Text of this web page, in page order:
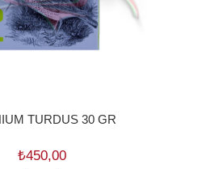
TURDUS 30 GR
₺450,00